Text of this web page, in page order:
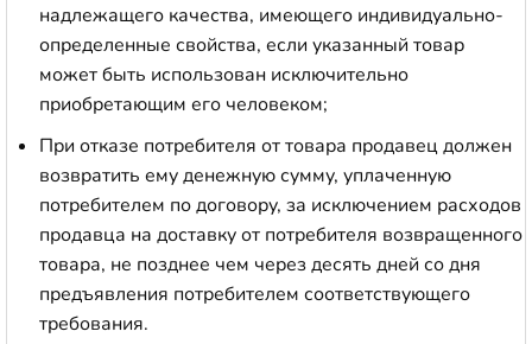
надлежащего качества, имеющего индивидуально-
определенные свойства, если указанный товар
может быть использован исключительно
приобретающим его человеком;
При отказе потребителя от товара продавец должен
возвратить ему денежную сумму, уплаченную
потребителем по договору, за исключением расходов
продавца на доставку от потребителя возвращенного
товара, не позднее чем через десять дней со дня
предъявления потребителем соответствующего
требования.